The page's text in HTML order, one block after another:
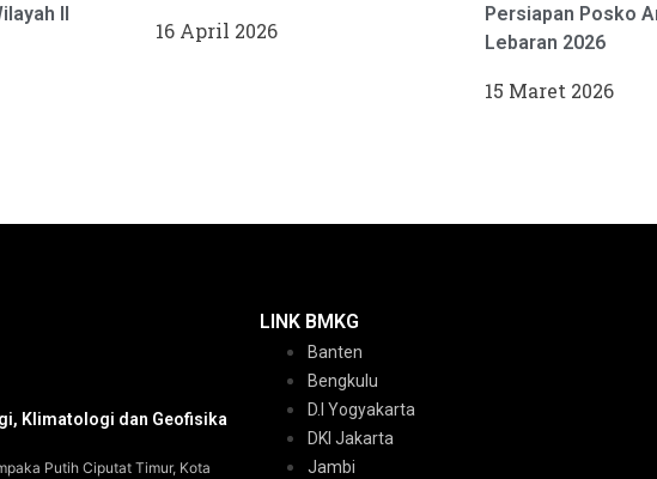
II
16 April 2026
Persiapan Posko
Lebaran 2026
15 Maret 2026
Klimatologi dan Geofisika
Putih Ciputat Timur, Kota
LINK BMKG
Banten
Bengkulu
D.I Yogyakarta
DKI Jakarta
Jambi